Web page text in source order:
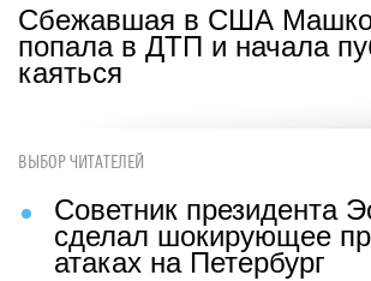
Сбежавшая в США
попала в ДТП и начала
каяться
ВЫБОР ЧИТАТЕЛЕЙ
Советник президента
сделал шокирующее
атаках на Петербург